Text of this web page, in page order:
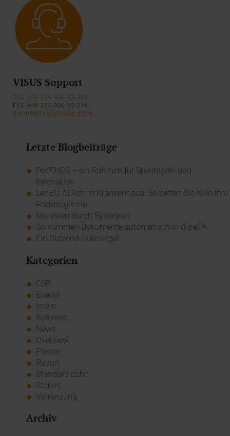
VISUS Support
TEL +49 234 936 93-200
FAX +49 234 936 93-299
SUPPORT(AT)VISUS.COM
Letzte Blogbeiträge
Der EHDS – ein Rahmen für Spielregeln und
Innovation
Der EU AI Act im Krankenhaus: So betten Sie KI in Ihre
Radiologie ein
Mehrwert durch Synergien
So kommen Dokumente automatisch in die ePA
Ein Dutzend Gütesiegel
Kategorien
CSR
Events
Intern
Kolumne
News
Overview
Presse
Report
Standard Echo
Stories
Vernetzung
Archiv